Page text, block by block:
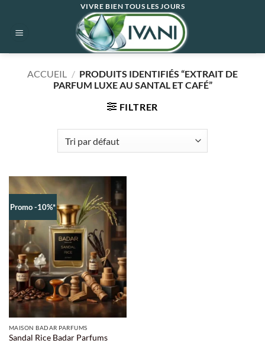
contenu
VIVRE BIEN TOUS LES JOURS
ACCUEIL / PRODUITS IDENTIFIÉS “EXTRAIT DE
PARFUM LUXE AU SANTAL ET CAFÉ”
FILTRER
Promo -10%*
MAISON BADAR PARFUMS
Sandal Rice Badar Parfums